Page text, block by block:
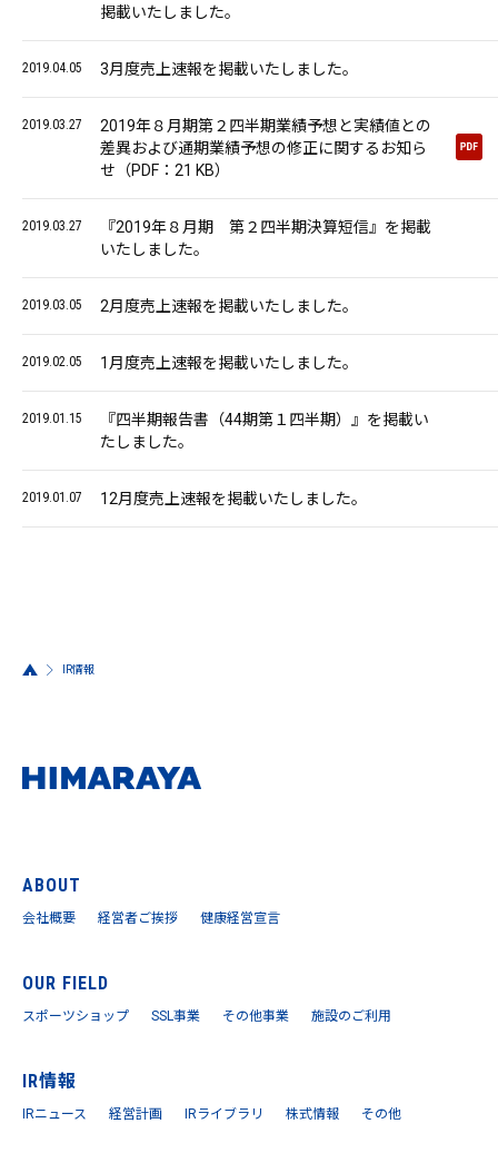
掲載いたしました。
2019.04.05 3月度売上速報を掲載いたしました。
2019.03.27
2019年８月期第２四半期業績予想と実績値との
差異および通期業績予想の修正に関するお知ら
せ（PDF：21 KB）
2019.03.27
『2019年８月期 第２四半期決算短信』を掲載
いたしました。
2019.03.05 2月度売上速報を掲載いたしました。
2019.02.05 1月度売上速報を掲載いたしました。
2019.01.15
『四半期報告書（44期第１四半期）』を掲載い
たしました。
2019.01.07 12月度売上速報を掲載いたしました。
IR情報
ABOUT
会社概要 経営者ご挨拶 健康経営宣言
OUR FIELD
スポーツショップ SSL事業 その他事業 施設のご利用
IR情報
IRニュース 経営計画 IRライブラリ 株式情報 その他